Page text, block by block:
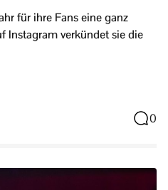
für ihre Fans eine ganz
Instagram verkündet sie die
0